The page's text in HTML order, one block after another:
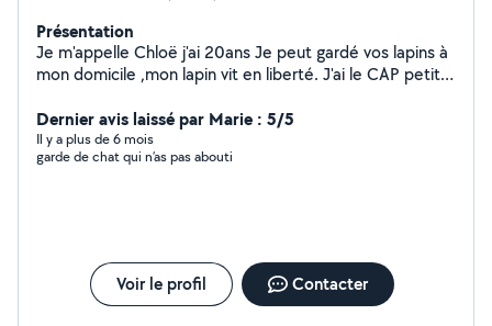
Présentation
Je m'appelle Chloë j'ai 20ans Je peut gardé vos lapins à
mon domicile ,mon lapin vit en liberté. J'ai le CAP petite
Dernier avis laissé par Marie : 5/5
Il y a plus de 6 mois
garde de chat qui n’as pas abouti
Voir le profil Contacter